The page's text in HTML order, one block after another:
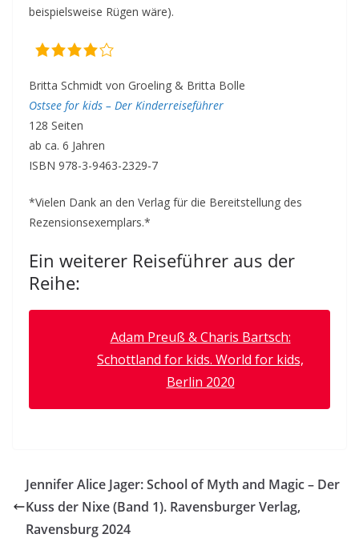
beispielsweise Rügen wäre).
Britta Schmidt von Groeling & Britta Bolle
Ostsee for kids – Der Kinderreiseführer
128 Seiten
ab ca. 6 Jahren
ISBN 978-3-9463-2329-7
*Vielen Dank an den Verlag für die Bereitstellung des
Rezensionsexemplars.*
Ein weiterer Reiseführer aus der
Reihe:
Adam Preuß & Charis Bartsch:
Schottland for kids. World for kids,
Berlin 2020
Jennifer Alice Jager: School of Myth and Magic – Der
Kuss der Nixe (Band 1). Ravensburger Verlag,
Ravensburg 2024